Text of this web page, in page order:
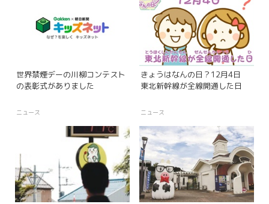
世界禁煙デーの川柳コンテスト
の表彰式がありました
ニュース
きょうはなんの日？12月4日
東北新幹線が全線開通した日
ニュース